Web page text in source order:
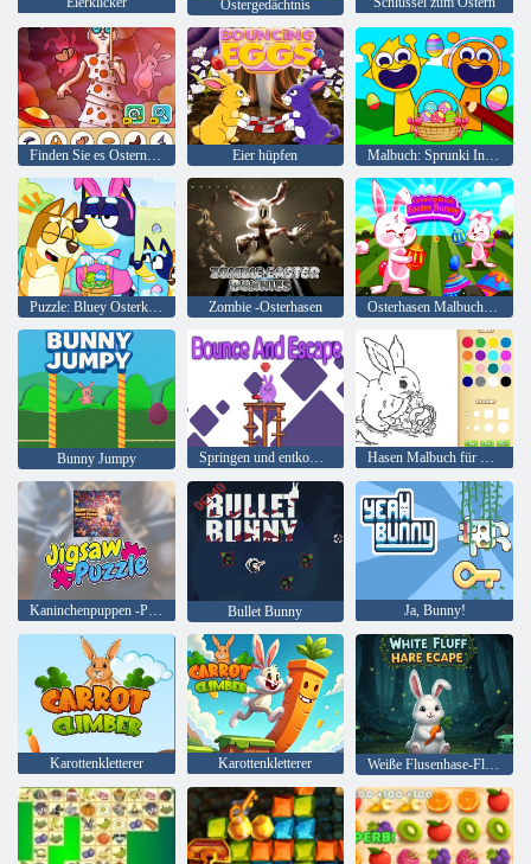
Ostergedächtnis
Finden Sie es Ostern heraus Eier hüpfen Malbuch: Sprunki Incredibox Ostern
Zombie -Osterhasen
Bunny Jumpy Springen und entkommen Hasen Malbuch für Kinder
Kaninchenpuppen -Puzzles für Kinder Bullet Bunny Ja, Bunny!
Karottenkletterer Karottenkletterer Weiße Flusenhase-Flucht